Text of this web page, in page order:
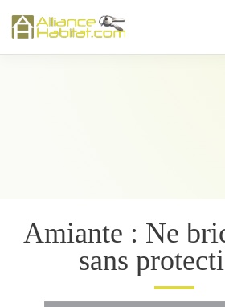
Amiante : Ne
sans